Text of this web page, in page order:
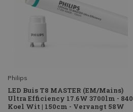
Philips
LED Buis T8 MASTER (EM/Mains)
Ultra Efficiency 17.6W 3700lm - 840
Koel Wit | 150cm - Vervangt 58W